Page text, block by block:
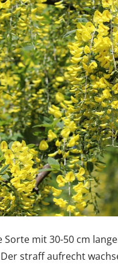
Sorte mit 30-50 cm
straff aufrecht